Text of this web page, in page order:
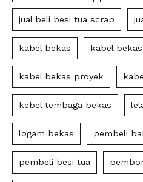
jual beli besi tua scrap
kabel bekas kabel
kabel bekas proyek
kebel tembaga bekas
logam bekas pembeli
pembeli besi tua